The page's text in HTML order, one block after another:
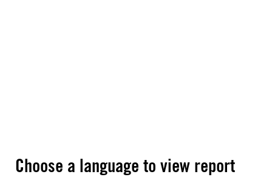
Choose a language to view report